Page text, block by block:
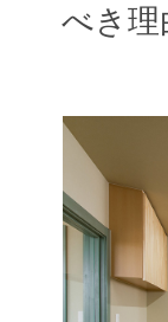
べき理